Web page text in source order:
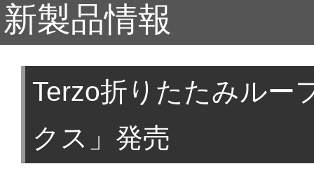
新製品情報
Terzo折りたたみルー
クス」発売